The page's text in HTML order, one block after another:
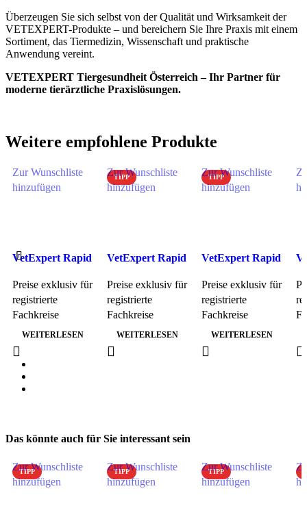
Überzeugen Sie sich selbst von der Qualität und Wirksamkeit der
VETEXPERT-Produkte – und bereichern Sie Ihre Praxis mit einem
Sortiment, das Tiermedizin, Wissenschaft und praktische
Anwendung vereint.
VETEXPERT Tiergesundheit Österreich – Ihr Partner für
moderne tierärztliche Praxislösungen.
Weitere empfohlene Produkte
Zur Wunschliste
hinzufügen
VetExpert Rapid
Stk
Preise exklusiv für
registrierte
Fachkreise
WEITERLESEN
TIPP
Zur Wunschliste
hinzufügen
VetExpert Rapid
– 5 Stk
Preise exklusiv für
registrierte
Fachkreise
WEITERLESEN
TIPP
Zur Wunschliste
hinzufügen
VetExpert Rapid
NGAL – 5 Stk
Preise exklusiv für
registrierte
Fachkreise
WEITERLESEN
Das könnte auch für Sie interessant sein
TIPP
Zur Wunschliste
hinzufügen
TIPP
Zur Wunschliste
hinzufügen
TIPP
Zur Wunschliste
hinzufügen